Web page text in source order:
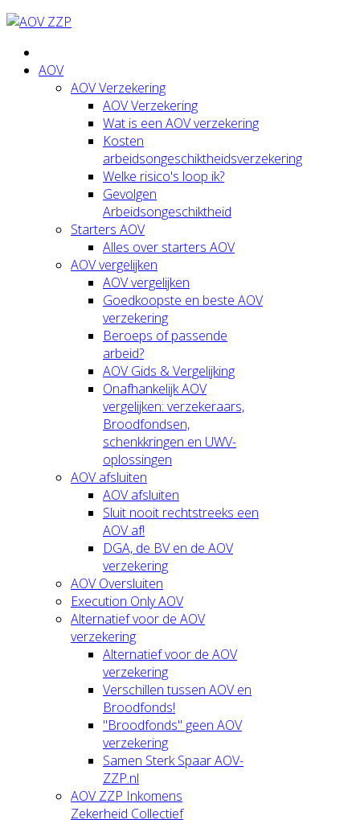
AOV
AOV Verzekering
AOV Verzekering
Wat is een AOV verzekering
Kosten
arbeidsongeschiktheidsverzekering
Welke risico's loop ik?
Gevolgen
Arbeidsongeschiktheid
Starters AOV
Alles over starters AOV
AOV vergelijken
AOV vergelijken
Goedkoopste en beste AOV
verzekering
Beroeps of passende
arbeid?
AOV Gids & Vergelijking
Onafhankelijk AOV
vergelijken: verzekeraars,
Broodfondsen,
schenkkringen en UWV-
oplossingen
AOV afsluiten
AOV afsluiten
Sluit nooit rechtstreeks een
AOV af!
DGA, de BV en de AOV
verzekering
AOV Oversluiten
Execution Only AOV
Alternatief voor de AOV
verzekering
Alternatief voor de AOV
verzekering
Verschillen tussen AOV en
Broodfonds!
"Broodfonds" geen AOV
verzekering
Samen Sterk Spaar AOV-
ZZP.nl
AOV ZZP Inkomens
Zekerheid Collectief